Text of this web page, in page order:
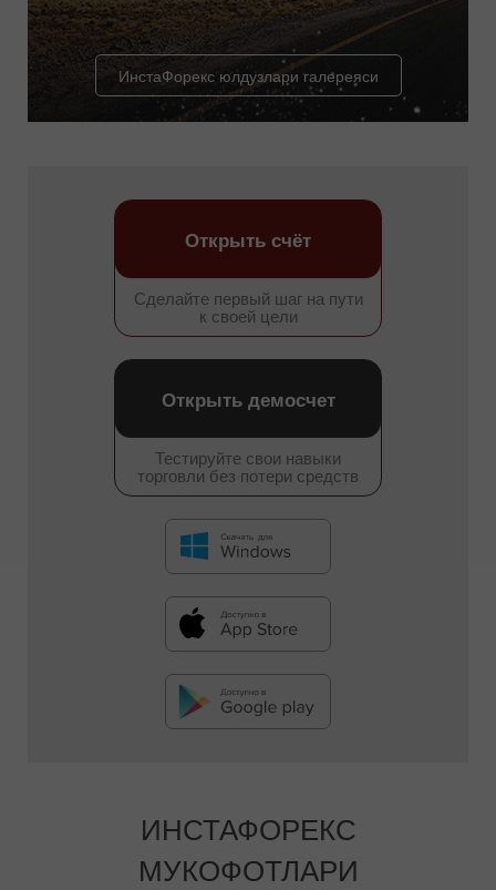
ИнстаФорекс юлдузлари галереяси
Сделайте первый шаг на пути
к своей цели
Открыть счёт
Тестируйте свои навыки
торговли без потери средств
Открыть демосчет
ИНСТАФОРЕКС
МУКОФОТЛАРИ